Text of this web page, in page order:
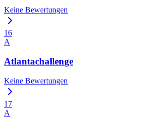
Keine Bewertungen
16
A
Atlantachallenge
Keine Bewertungen
17
A